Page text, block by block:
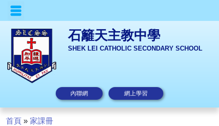
石籬天主教中學
SHEK LEI CATHOLIC SECONDARY SCHOOL
內聯網 網上學習
首頁 » 家課冊